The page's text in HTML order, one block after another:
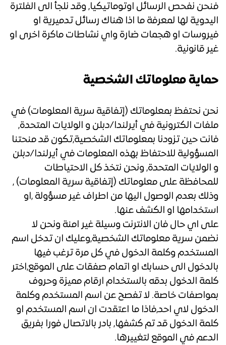
فنحن نفحص الرسائل اوتوماتيكيا, وقد نلجأ الى الفلترة
اليدوية لها لمعرفة ما اذا هناك رسائل تدميرية او
فيروسات او هجمات ضارة واي نشاطات ماكرة اخرى او
غير قانونية.
حماية معلوماتك الشخصية
نحن نحتفظ بمعلوماتك (إتفاقية سرية المعلومات) في
ملفات الكترونية في أيرلندا/دبلن و الولايات المتحدة,
فانت حين تزودنا بمعلوماتك الشخصية,تكون قد منحتنا
المسؤولية للاحتفاظ بهذه المعلومات في أيرلندا/دبلن
و الولايات المتحدة, ونحن نتخذ كل الاحتياطات
للمحافظة على معلوماتك (إتفاقية سرية المعلومات) ,
وذلك بعدم الوصول اليها من اطراف غير مسؤولة ,او
استخدامها او الكشف عنها.
على اي حال فان الانترنت وسيلة غير امنة ونحن لا
نضمن سرية معلوماتك الشخصية,وعليك ان تدخل اسم
المستخدم وكلمة الدخول في كل مرة ترغب فيها
بالدخول الى حسابك او اتمام صفقات على الموقع,اختر
كلمة الدخول بدقه بالستخدام ارقام مميزة وحروف
بمواصفات خاصة. لا تفصح عن اسم المستخدم وكلمة
الدخول لاي احد,فاذا ما اعتقدت ان اسم المستخدم او
كلمة الدخول قد تم كشفها, بادر بالاتصال فورا بفريق
الدعم في الموقع لتغييرها.